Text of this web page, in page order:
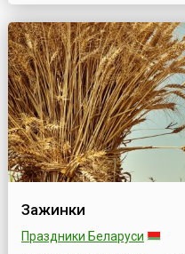
Зажинки
Праздники Беларуси